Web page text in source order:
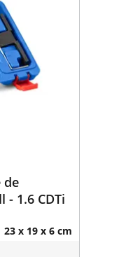
de
- 1.6 CDTi
23 x 19 x 6 cm